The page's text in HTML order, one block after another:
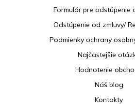
Formulár pre odstúpenie
Odstúpenie od zmluvy/
Podmienky ochrany
Najčastejšie
Hodnotenie
Náš blog
Kontakty